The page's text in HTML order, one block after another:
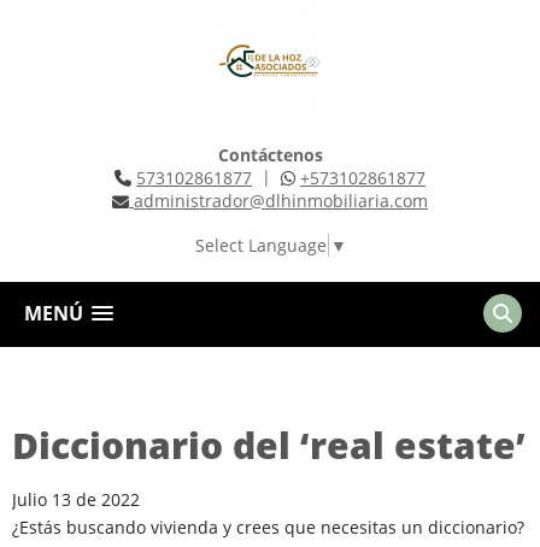
Contáctenos
573102861877 |
+573102861877
administrador@dlhinmobiliaria.com
Select Language ▼
MENÚ
Diccionario del ‘real estate’
Julio 13 de 2022
¿Estás buscando vivienda y crees que necesitas un diccionario?